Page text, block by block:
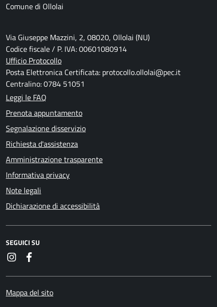
Comune di Ollolai
Via Giuseppe Mazzini, 2, 08020, Ollolai (NU)
Codice fiscale / P. IVA: 00601080914
Ufficio Protocollo
Posta Elettronica Certificata: protocollo.ollolai@pec.it
Centralino: 0784 51051
Leggi le FAQ
Prenota appuntamento
Segnalazione disservizio
Richiesta d'assistenza
Amministrazione trasparente
Informativa privacy
Note legali
Dichiarazione di accessibilità
SEGUICI SU
Instagram
Mappa del sito